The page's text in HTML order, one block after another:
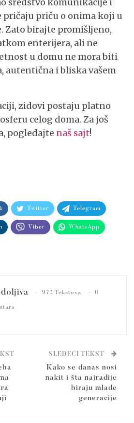
pričaju priču o onima koji u
Zato birajte promišljeno,
enterijera, ali ne
u domu ne mora biti
autentična i bliska vašem
zidovi postaju platno
celog doma. Za još
pogledajte naš sajt!
Twitter Telegram
Viber WhatsApp
972 Tekstova 0
SLEDEĆI TEKST
Kako se danas nosi
nakit i šta najradije
biraju mlade
generacije